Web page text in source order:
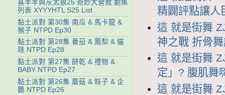
精闢評點讓人
這 就是街舞
神之戰 折骨
這 就是街舞
定」? 腹肌舞
這 就是街舞
喜羊羊與灰太狼25 奇妙大營救 劇集
列表 XYYYHTL S25 List
黏土派對 第30集 南瓜 & 馬卡龍 &
猴子 NTPD Ep30
黏土派對 第28集 番茄 & 鳳梨 & 貓
咪 NTPD Ep28
黏土派對 第27集 餅乾 & 禮物 &
BABY NTPD Ep27
黏土派對 第26集 蘑菇 & 粽子 & 企
鵝 NTPD Ep26